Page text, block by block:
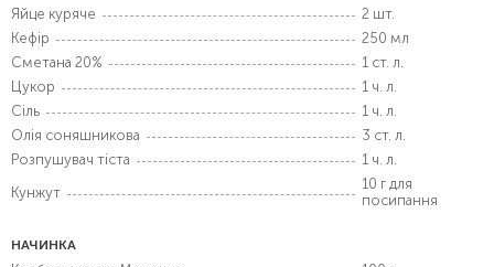
Яйце куряче
2 шт.
Кефір
250 мл
Сметана 20%
1 ст. л.
Цукор
1 ч. л.
Сіль
1 ч. л.
Олія соняшникова
3 ст. л.
Розпушувач тіста
1 ч. л.
Кунжут
10 г для
посипання
НАЧИНКА